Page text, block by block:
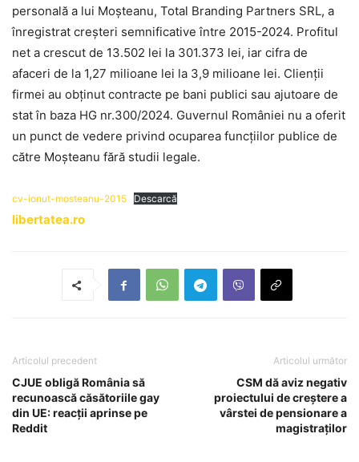
personală a lui Moșteanu, Total Branding Partners SRL, a
înregistrat creșteri semnificative între 2015-2024. Profitul
net a crescut de 13.502 lei la 301.373 lei, iar cifra de
afaceri de la 1,27 milioane lei la 3,9 milioane lei. Clienții
firmei au obținut contracte pe bani publici sau ajutoare de
stat în baza HG nr.300/2024. Guvernul României nu a oferit
un punct de vedere privind ocuparea funcțiilor publice de
către Moșteanu fără studii legale.
cv-ionut-mosteanu-2015 Descarcă
libertatea.ro
Articolul precedent
CJUE obligă România să
recunoască căsătoriile gay
din UE: reacții aprinse pe
Reddit
Articolul următor
CSM dă aviz negativ
proiectului de creștere a
vârstei de pensionare a
magistraților